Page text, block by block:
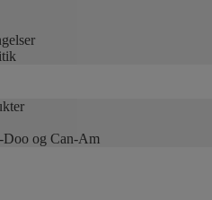
Doo og Can-Am